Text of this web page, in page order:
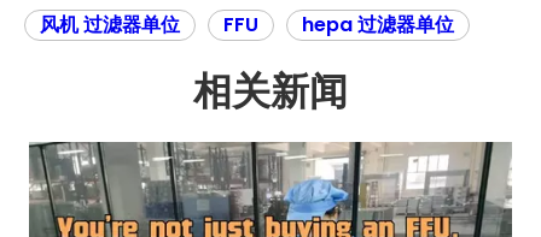
风机 过滤器单位
FFU hepa 过滤器单位
相关新闻